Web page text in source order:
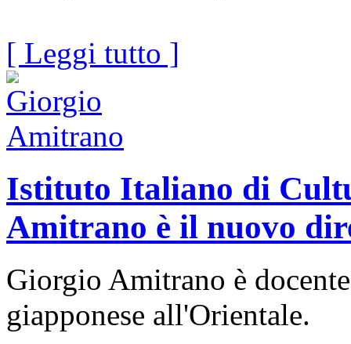
[ Leggi tutto ]
Istituto Italiano di
Amitrano è il nuovo
Giorgio Amitrano è
giapponese all'Orientale.